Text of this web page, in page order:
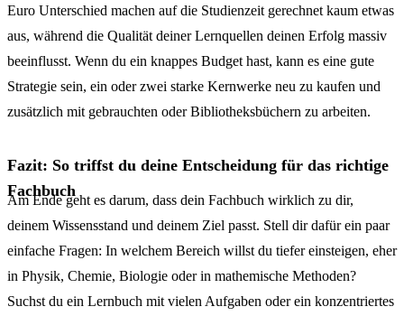
Euro Unterschied machen auf die Studienzeit gerechnet kaum etwas
aus, während die Qualität deiner Lernquellen deinen Erfolg massiv
beeinflusst. Wenn du ein knappes Budget hast, kann es eine gute
Strategie sein, ein oder zwei starke Kernwerke neu zu kaufen und
zusätzlich mit gebrauchten oder Bibliotheksbüchern zu arbeiten.
Fazit: So triffst du deine Entscheidung für das richtige
Fachbuch
Am Ende geht es darum, dass dein Fachbuch wirklich zu dir,
deinem Wissensstand und deinem Ziel passt. Stell dir dafür ein paar
einfache Fragen: In welchem Bereich willst du tiefer einsteigen, eher
in Physik, Chemie, Biologie oder in mathemische Methoden?
Suchst du ein Lernbuch mit vielen Aufgaben oder ein konzentriertes